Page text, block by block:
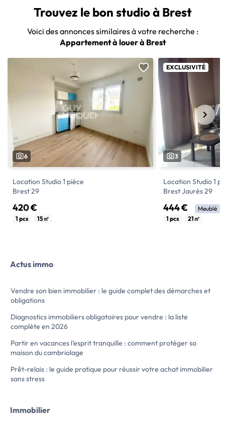
Trouvez le bon studio à Brest
Voici des annonces similaires à votre recherche :
Appartement à louer à Brest
6
Location Studio 1 pièce
Brest 29
420 €
Référence 62495
d'eau.
Pour plus de renseignements, contactez
votre agence Les Conseils Immobiliers
située 27 rue de Lyon à Brest.
Les informations sur les risques […] Voir
l’annonce immobilière >>
1 pcs 15㎡
EXCLUSIVITÉ
3
Location Studio 1
Brest Jaurès 29
444 € Meublé
Studio meublé,
1 pcs 21㎡
Actus immo
Vendre son bien immobilier : le guide complet des démarches et
obligations
Diagnostics immobiliers obligatoires pour vendre : la liste
complète en 2026
Partir en vacances l’esprit tranquille : comment protéger sa
maison du cambriolage
Prêt-relais : le guide pratique pour réussir votre achat immobilier
sans stress
Immobilier